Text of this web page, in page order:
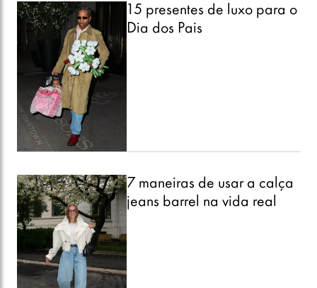
15 presentes de luxo para o
Dia dos Pais
7 maneiras de usar a calça
jeans barrel na vida real